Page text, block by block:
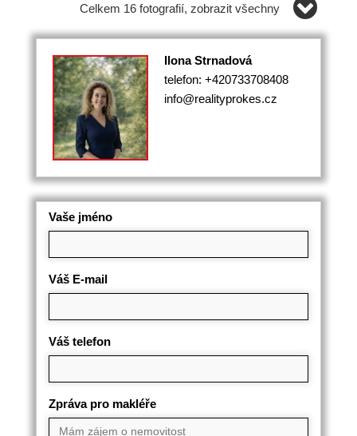
Celkem 16 fotografií, zobrazit všechny
Ilona Strnadová
telefon: +420733708408
info@realityprokes.cz
Vaše jméno
Váš E-mail
Váš telefon
Zpráva pro makléře